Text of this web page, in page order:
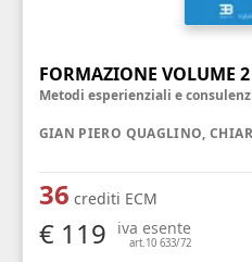
FORMAZIONE VOLUME 2
Metodi esperienziali e
GIAN PIERO QUAGLINO,
36 crediti ECM
€ 119 iva esente
art.10 633/72